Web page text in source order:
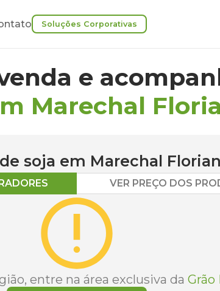
Soluções Corporativas
e
Marechal
soja em Marechal
VER PREÇO DOS
entre na área exclusiva da